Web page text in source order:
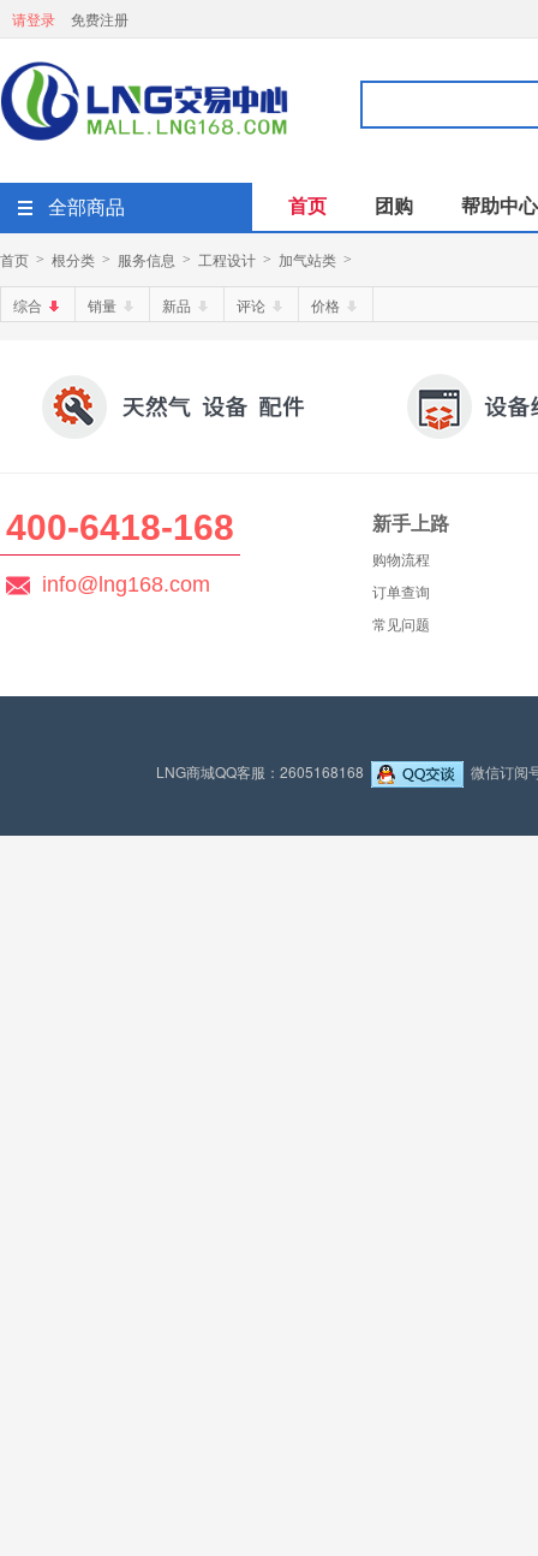
请登录 免费注册
全部商品 首页 团购 帮助中心
首页 > 根分类 > 服务信息 > 工程设计 > 加气站类 >
综合 销量 新品 评论 价格
400-6418-168
info@lng168.com
新手上路
购物流程
订单查询
常见问题
LNG商城QQ客服：2605168168 微信订阅